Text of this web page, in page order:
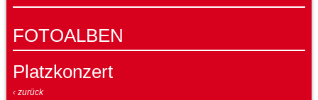
FOTOALBEN
Platzkonzert
‹ zurück